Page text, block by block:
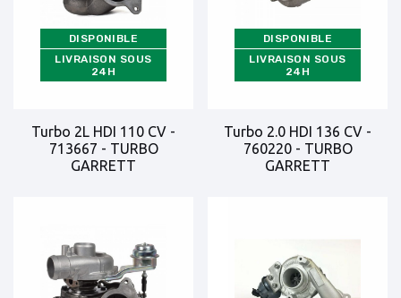
DISPONIBLE
LIVRAISON SOUS
24H
Turbo 2L HDI 110 CV -
713667 - TURBO
GARRETT
DISPONIBLE
LIVRAISON SOUS
24H
Turbo 2.0 HDI 136 CV -
760220 - TURBO
GARRETT